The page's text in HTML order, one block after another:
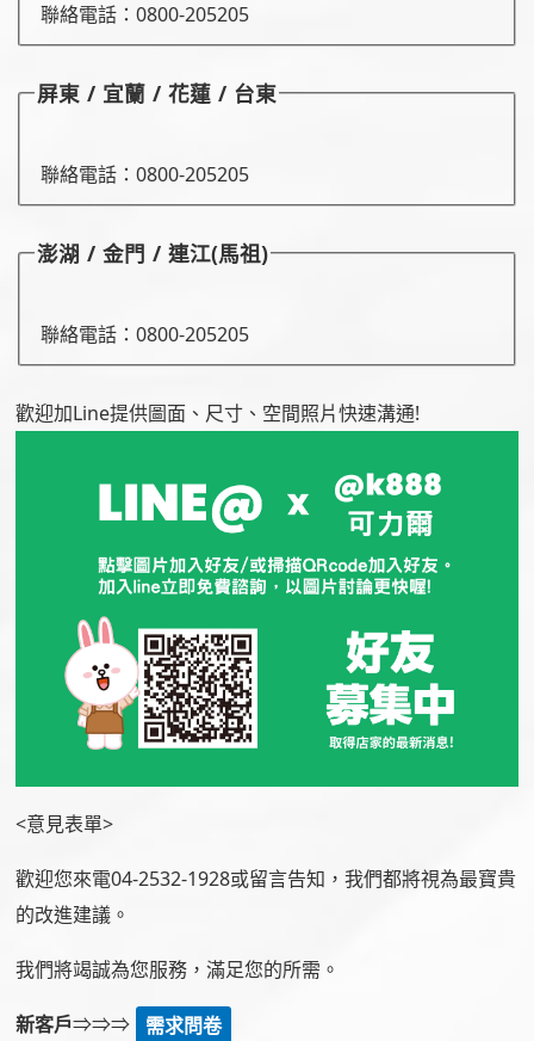
聯絡電話： 0800-205205
屏東 / 宜蘭 / 花蓮 / 台東
聯絡電話： 0800-205205
澎湖 / 金門 / 連江(馬祖)
聯絡電話： 0800-205205
歡迎加Line提供圖面、尺寸、空間照片快速溝通!
<意見表單>
歡迎您來電04-2532-1928或留言告知，我們都將視為最寶貴
的改進建議。
我們將竭誠為您服務，滿足您的所需。
新客戶⇒⇒⇒ 需求問卷